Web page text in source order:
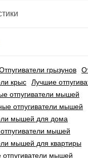
грызунов
крыс
Лучшие
отпугиватели мышей
отпугиватели мышей
мышей для дома
мышей
мышей для квартиры
отпугиватели мышей